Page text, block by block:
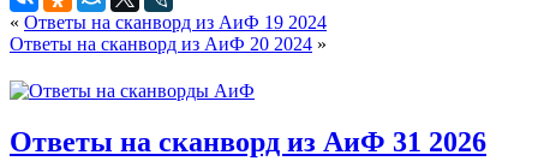
« Ответы на сканворд из АиФ 19 2024
Ответы на сканворд из АиФ 20 2024 »
Ответы на сканворд из АиФ 31 2026